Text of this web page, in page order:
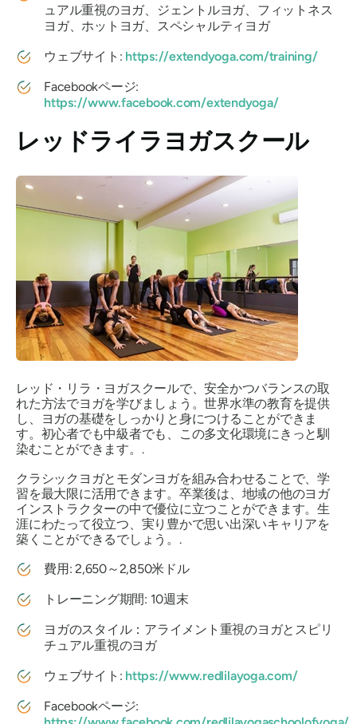
ュアル重視のヨガ、ジェントルヨガ、フィットネス
ヨガ、ホットヨガ、スペシャルティヨガ
ウェブサイト: https://extendyoga.com/training/
Facebookページ:
https://www.facebook.com/extendyoga/
レッドライラヨガスクール
レッド・リラ・ヨガスクールで、安全かつバランスの取
れた方法でヨガを学びましょう。世界水準の教育を提供
し、ヨガの基礎をしっかりと身につけることができま
す。初心者でも中級者でも、この多文化環境にきっと馴
染むことができます。.
クラシックヨガとモダンヨガを組み合わせることで、学
習を最大限に活用できます。卒業後は、地域の他のヨガ
インストラクターの中で優位に立つことができます。生
涯にわたって役立つ、実り豊かで思い出深いキャリアを
築くことができるでしょう。.
費用: 2,650～2,850米ドル
トレーニング期間: 10週末
ヨガのスタイル：アライメント重視のヨガとスピリ
チュアル重視のヨガ
ウェブサイト: https://www.redlilayoga.com/
Facebookページ: